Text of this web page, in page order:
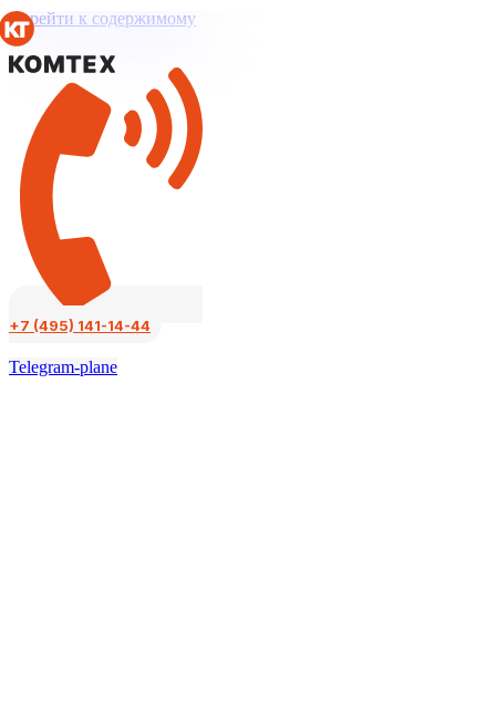
Перейти к содержимому
+7 (495) 141-14-44
Telegram-plane